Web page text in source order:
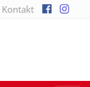
Kontakt